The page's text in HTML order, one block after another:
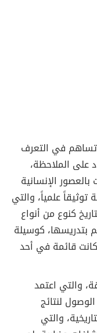
تساهم في التعرف
على الملاحظة،
بالعصور الإنسانية
علمياً، والتي
كنوع من أنواع
بتدريسها، كوسيلة
قائمة في أحد
والتي اعتمد
لنتائج
والتي